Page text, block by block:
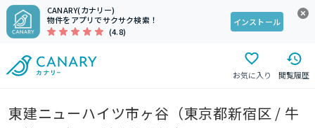
CANARY(カナリー)
物件をアプリでサクサク検索！
(4.8)
インストール
お気に入り 閲覧履歴
東建ニューハイツ市ヶ谷（東京都新宿区 / 牛